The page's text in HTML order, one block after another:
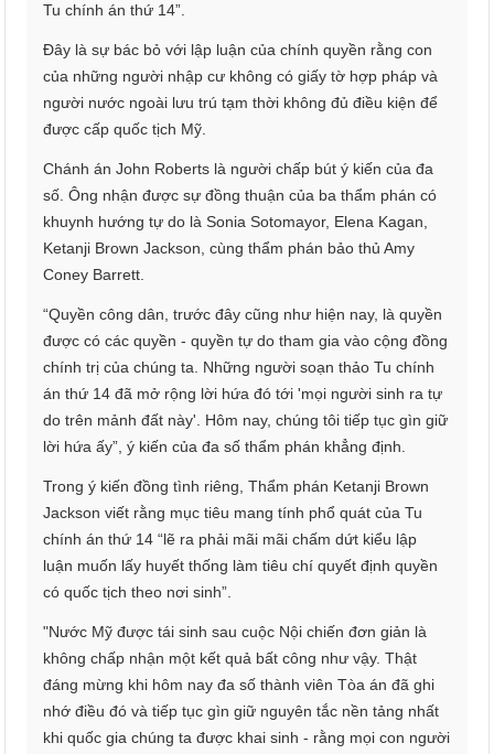
Tu chính án thứ 14”.
Đây là sự bác bỏ với lập luận của chính quyền rằng con
của những người nhập cư không có giấy tờ hợp pháp và
người nước ngoài lưu trú tạm thời không đủ điều kiện để
được cấp quốc tịch Mỹ.
Chánh án John Roberts là người chấp bút ý kiến của đa
số. Ông nhận được sự đồng thuận của ba thẩm phán có
khuynh hướng tự do là Sonia Sotomayor, Elena Kagan,
Ketanji Brown Jackson, cùng thẩm phán bảo thủ Amy
Coney Barrett.
“Quyền công dân, trước đây cũng như hiện nay, là quyền
được có các quyền - quyền tự do tham gia vào cộng đồng
chính trị của chúng ta. Những người soạn thảo Tu chính
án thứ 14 đã mở rộng lời hứa đó tới 'mọi người sinh ra tự
do trên mảnh đất này'. Hôm nay, chúng tôi tiếp tục gìn giữ
lời hứa ấy”, ý kiến của đa số thẩm phán khẳng định.
Trong ý kiến đồng tình riêng, Thẩm phán Ketanji Brown
Jackson viết rằng mục tiêu mang tính phổ quát của Tu
chính án thứ 14 “lẽ ra phải mãi mãi chấm dứt kiểu lập
luận muốn lấy huyết thống làm tiêu chí quyết định quyền
có quốc tịch theo nơi sinh”.
"Nước Mỹ được tái sinh sau cuộc Nội chiến đơn giản là
không chấp nhận một kết quả bất công như vậy. Thật
đáng mừng khi hôm nay đa số thành viên Tòa án đã ghi
nhớ điều đó và tiếp tục gìn giữ nguyên tắc nền tảng nhất
khi quốc gia chúng ta được khai sinh - rằng mọi con người